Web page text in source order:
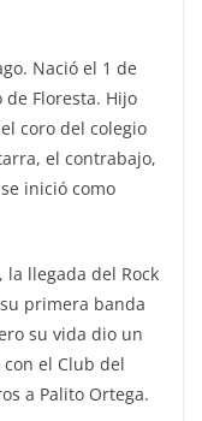
Nació el 1 de
Floresta. Hijo
coro del colegio
el contrabajo,
inició como
la llegada del Rock
primera banda
su vida dio un
el Club del
a Palito Ortega.